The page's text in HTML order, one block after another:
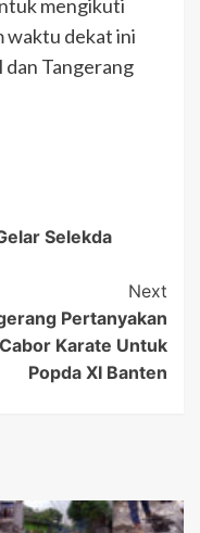
mengikuti
waktu dekat ini
Tangerang
Selekda
Next
Pertanyakan
Karate Untuk
Popda XI Banten